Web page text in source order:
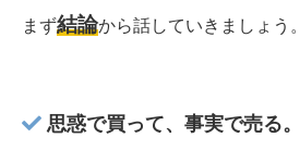
まず結論から話していきましょう。
思惑で買って、事実で売る。